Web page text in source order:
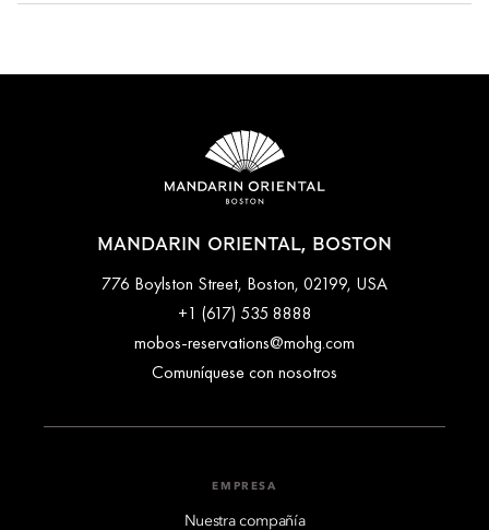
booking your stay and in your email conformation.
MANDARIN ORIENTAL, BOSTON
776 Boylston Street, Boston, 02199, USA
+1 (617) 535 8888
mobos-reservations@mohg.com
Comuníquese con nosotros
EMPRESA
Nuestra compañía